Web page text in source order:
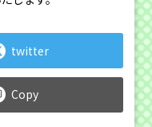
twitter
Copy